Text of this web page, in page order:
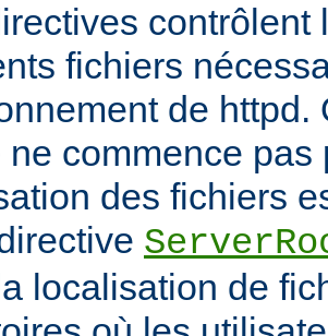
contrôlent
fichiers
de httpd.
ne commence pas
des fichiers
localisation de